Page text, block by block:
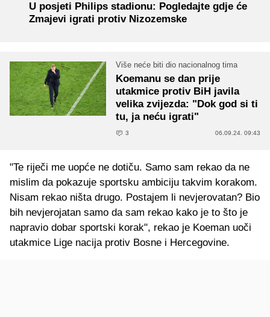
U posjeti Philips stadionu: Pogledajte gdje će
Zmajevi igrati protiv Nizozemske
Više neće biti dio nacionalnog tima
Koemanu se dan prije
utakmice protiv BiH javila
velika zvijezda: "Dok god si ti
tu, ja neću igrati"
3 06.09.24. 09:43
"Te riječi me uopće ne dotiču. Samo sam rekao da ne
mislim da pokazuje sportsku ambiciju takvim korakom.
Nisam rekao ništa drugo. Postajem li nevjerovatan? Bio
bih nevjerojatan samo da sam rekao kako je to što je
napravio dobar sportski korak", rekao je Koeman uoči
utakmice Lige nacija protiv Bosne i Hercegovine.